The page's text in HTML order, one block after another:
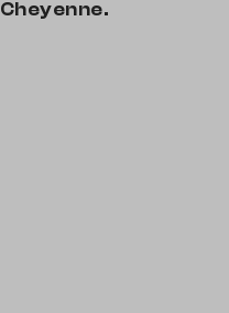
Cheyenne.